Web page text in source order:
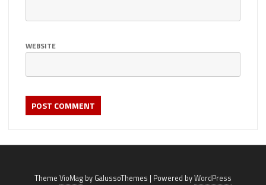
WEBSITE
Theme VioMag by GalussoThemes | Powered byWordPress